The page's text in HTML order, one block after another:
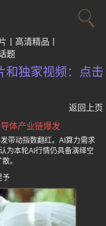
高清精品
题
和独家视频：点击
返回上页
体产业链爆发
带动指数翻红。AI算力需求
为本轮AI行情仍具备演绎空
。
予